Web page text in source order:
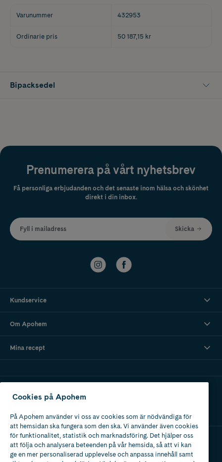
Varunummer 432953
Ordinarie pris 50 187,15 kr
Bipacksedel
Prenumerera på vårt nyhetsbrev
Få personliga erbjudanden och det senaste inom hälsa och skönhet
direkt i din inbox.
Fyll i mailadress Skicka
Kundservice
Om Apohem
Mina recept
Apotek med tillstånd
av Läkemedelsverket
Cookies på Apohem
På Apohem använder vi oss av cookies som är nödvändiga för
att hemsidan ska fungera som den ska. Vi använder även cookies
för funktionalitet, statistik och marknadsföring. Det hjälper oss
att följa och analysera beteenden på vår hemsida, så att vi kan
ge en mer personaliserad upplevelse och anpassa innehåll samt